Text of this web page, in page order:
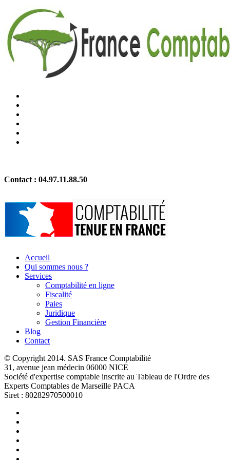
Contact : 04.97.11.88.50
Accueil
Qui sommes nous ?
Services
Comptabilité en ligne
Fiscalité
Paies
Juridique
Gestion Financière
Blog
Contact
© Copyright 2014. SAS France Comptabilité
31, avenue jean médecin 06000 NICE
Société d'expertise comptable inscrite au Tableau de l'Ordre des
Experts Comptables de Marseille PACA
Siret : 80282970500010